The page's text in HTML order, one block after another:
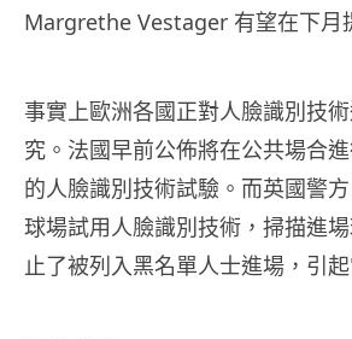
Margrethe Vestager 有望在下月
事實上歐洲各國正對人臉識別技
究。法國早前公佈將在公共場合
的人臉識別技術試驗。而英國警
球場試用人臉識別技術，掃描進
止了被列入黑名單人士進場，引